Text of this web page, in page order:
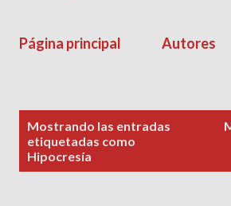
Página principal Autores
Mostrando las entradas
etiquetadas como
Hipocresía